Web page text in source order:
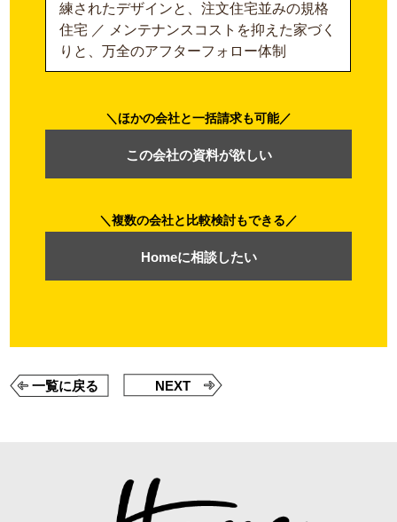
練されたデザインと、注文住宅並みの規格
住宅 ／ メンテナンスコストを抑えた家づく
りと、万全のアフターフォロー体制
複数の会社と比較検討もできる
Homeに相談したい
ほかの会社と一括請求も可能
この会社の資料が欲しい
一覧に戻る NEXT